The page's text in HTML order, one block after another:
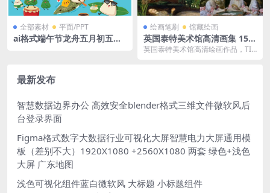
全部素材 平面/PPT
ai格式端午节龙舟五月初五粽
绘画笔刷 馆藏绘画
英国泰特美术馆高清画集 153
幅tif 高清 3.6 GB
英国泰特美术馆高清绘画作品，TIF
最新发布
智慧数据边界办公 高效安全blender格式三维文件微软风后
台登录界面
Figma格式数字大数据行业可视化大屏智慧电力大屏通用模
板（差别不大）1920X1080 +2560X1080 两套 绿色+浅色
大屏 广东地图
浅色可视化组件蓝白微软风 大标题 小标题组件